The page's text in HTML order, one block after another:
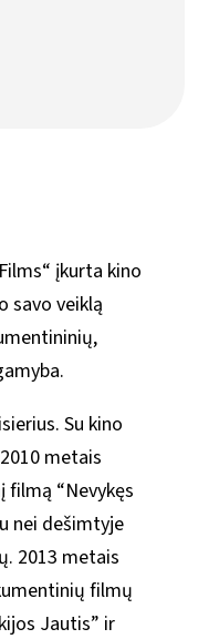
įkurta kino
savo veiklą
Su kino
metais
“Nevykęs
nei dešimtyje
2013 metais
filmų
Jautis” ir